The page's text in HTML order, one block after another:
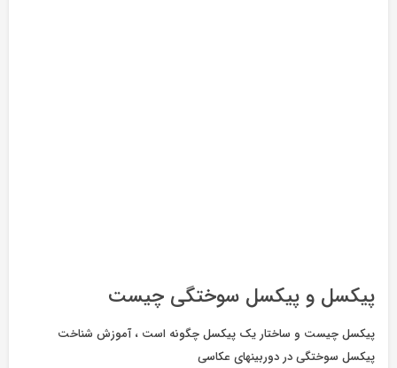
پیکسل و پیکسل سوختگی چیست
پیکسل چیست و ساختار یک پیکسل چگونه است ، آموزش شناخت
پیکسل سوختگی در دوربینهای عکاسی